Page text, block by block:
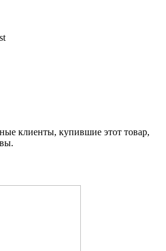
клиенты, купившие этот товар,